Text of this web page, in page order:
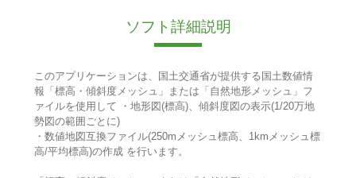
ソフト詳細説明
このアプリケーションは、国土交通省が提供する国土数値情
報「標高・傾斜度メッシュ」または「自然地形メッシュ」フ
ァイルを使用して ・地形図(標高)、傾斜度図の表示(1/20万地
勢図の範囲ごとに)
・数値地図互換ファイル(250mメッシュ標高、1kmメッシュ標
高/平均標高)の作成 を行います。